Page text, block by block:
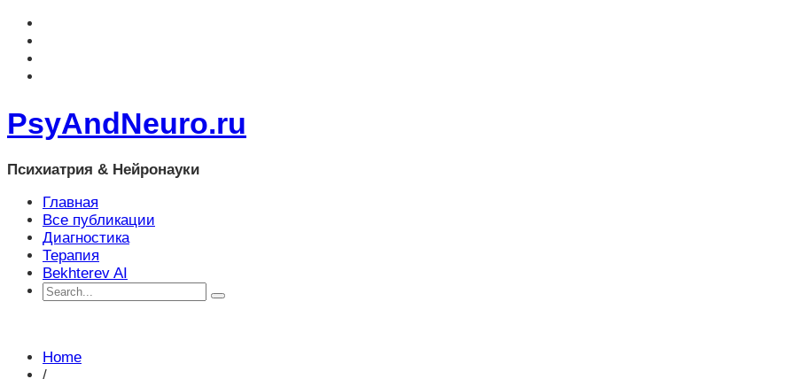
PsyAndNeuro.ru
Психиатрия & Нейронауки
Главная
Все публикации
Диагностика
Терапия
Bekhterev AI
Home
/